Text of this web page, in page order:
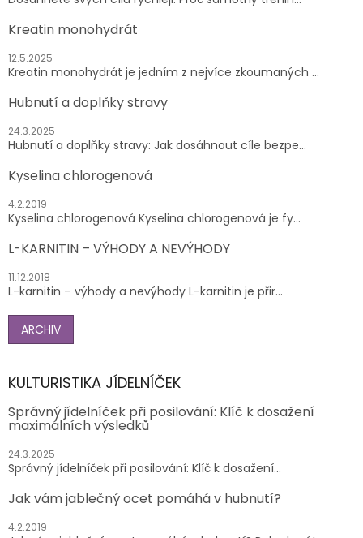
Kreatin monohydrát
12.5.2025
Kreatin monohydrát je jedním z nejvíce zkoumaných ...
Hubnutí a doplňky stravy
24.3.2025
Hubnutí a doplňky stravy: Jak dosáhnout cíle bezpe...
Kyselina chlorogenová
4.2.2019
Kyselina chlorogenová Kyselina chlorogenová je fy...
L-KARNITIN – VÝHODY A NEVÝHODY
11.12.2018
L-karnitin – výhody a nevýhody L-karnitin je přir...
ARCHIV
KULTURISTIKA JÍDELNÍČEK
Správný jídelníček při posilování: Klíč k dosažení
maximálních výsledků
24.3.2025
Správný jídelníček při posilování: Klíč k dosažení...
Jak vám jablečný ocet pomáhá v hubnutí?
4.2.2019